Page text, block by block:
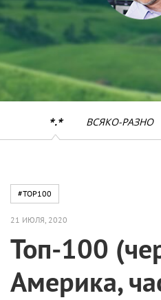
*.* ВСЯКО-РАЗНО
#TOP100
21 ИЮЛЯ, 2020
Топ-100
Америка,